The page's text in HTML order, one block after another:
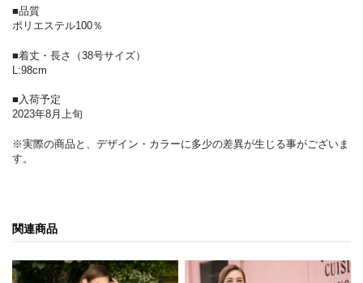
■品質
ポリエステル100％
■着丈・長さ（38号サイズ）
L:98cm
■入荷予定
2023年8月上旬
※実際の商品と、デザイン・カラーに多少の差異が生じる事がございま
す。
関連商品